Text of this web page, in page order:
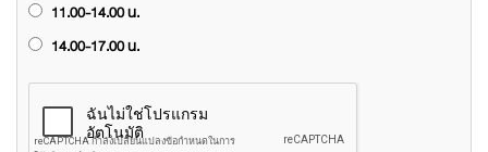
11.00-14.00 น.
14.00-17.00 น.